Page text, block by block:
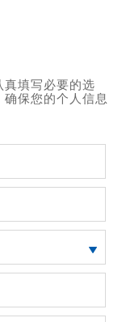
真填写必要的选
保您的个人信息